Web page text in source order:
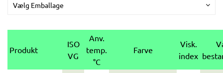
Vælg Emballage
Produkt
ISO
VG
Anv.
temp.
°C
Farve
Visk.
index